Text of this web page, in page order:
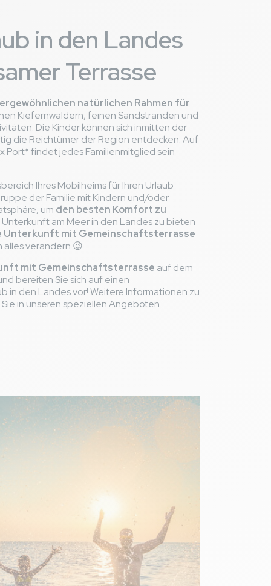
in den Landes
Terrasse
natürlichen Rahmen für
Kiefernwäldern, feinen Sandstränden und
Die Kinder können sich inmitten der
die Reichtümer der Region entdecken. Auf
Port* findet jedes Familienmitglied sein
Ihres Mobilheims für Ihren Urlaub
der Familie mit Kindern und/oder
um den besten Komfort zu
am Meer in den Landes zu bieten
Unterkunft mit Gemeinschaftsterrasse
alles verändern 😉
mit Gemeinschaftsterrasse auf dem
bereiten Sie sich auf einen
in den Landes vor! Weitere Informationen zu
in unseren speziellen Angeboten.
le
8h du matin.
7,8
/ 10
) Il serait bien de
au bord de
jour (ou
fois par jour
très incomplets
totalité Une fois
premium
la nuit